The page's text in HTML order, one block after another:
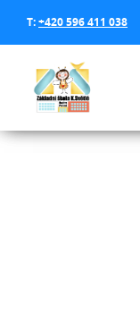
T:+420 596 411 038